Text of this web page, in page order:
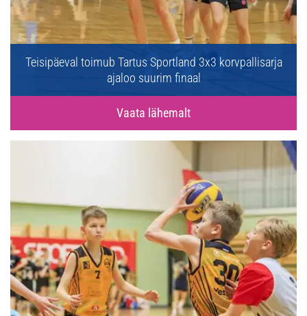
Teisipäeval toimub Tartus Sportland 3x3 korvpallisarja
ajaloo suurim finaal
Vaata lähemalt